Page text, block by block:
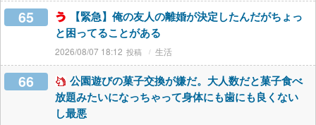
65
【緊急】俺の友人の離婚が決定したんだがちょっ
と困ってることがある
2026/08/07 18:12 生活
66
公園遊びの菓子交換が嫌だ。大人数だと菓子食べ
放題みたいになっちゃって身体にも歯にも良くない
し最悪